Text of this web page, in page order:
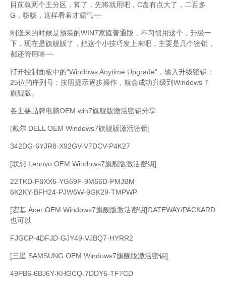
目前就两个主分区，算了，先将就用吧，C盘有点大了，二百多
G，咳咳，这样看着才霸气~~
刚送来的时候是预装的WIN7家庭普通版，不习惯用这个，升级一
下，现在是旗舰版了，把这个小技巧发上来吧，主要是几个密钥，
都还管用咯~~
打开控制面板中的“Windows Anytime Upgrade”，输入升级密钥：
25位的序列号；按照提示逐步操作，就会成功升级到Windows 7
旗舰版。
各主要品牌电脑OEM win7旗舰版激活密钥分享
[戴尔 DELL OEM Windows7旗舰版激活密钥]
342DG-6YJR8-X92GV-V7DCV-P4K27
[联想 Lenovo OEM Windows7旗舰版激活密钥]
22TKD-F8XX6-YG69F-9M66D-PMJBM
6K2KY-BFH24-PJW6W-9GK29-TMPWP
[宏基 Acer OEM Windows7旗舰版激活密钥]GATEWAY/PACKARD
也可以
FJGCP-4DFJD-GJY49-VJBQ7-HYRR2
[三星 SAMSUNG OEM Windows7旗舰版激活密钥]
49PB6-6BJ6Y-KHGCQ-7DDY6-TF7CD